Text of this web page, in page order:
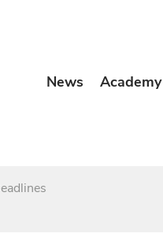
News Academy